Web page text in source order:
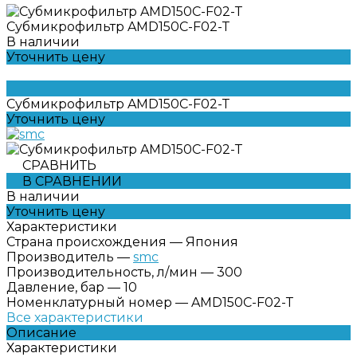
Субмикрофильтр AMD150C-F02-Т
В наличии
Уточнить цену
Субмикрофильтр AMD150C-F02-Т
Уточнить цену
СРАВНИТЬ
В СРАВНЕНИИ
В наличии
Уточнить цену
Характеристики
Страна происхождения — Япония
Производитель — smc
Производительность, л/мин — 300
Давление, бар — 10
Номенклатурный номер — AMD150C-F02-Т
Все характеристики
Описание
Характеристики